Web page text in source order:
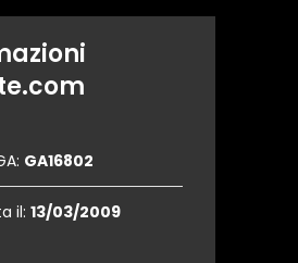
GA16802
il: 13/03/2009